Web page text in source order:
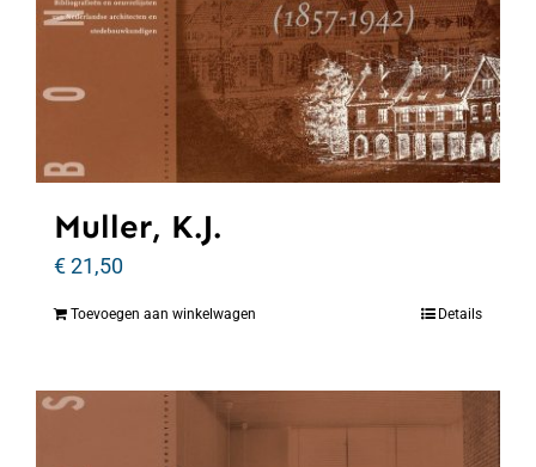
Muller, K.J.
€21,50
Toevoegen aan winkelwagen Details